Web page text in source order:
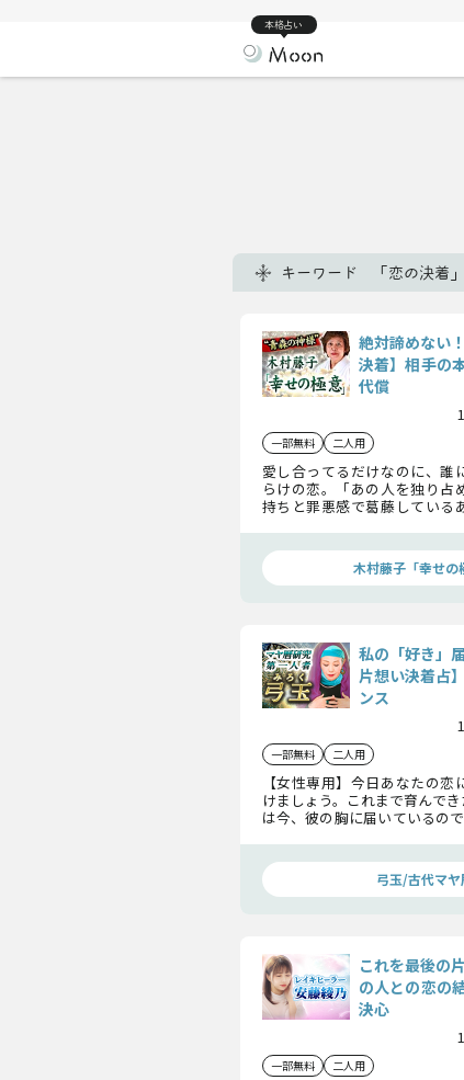
本格占い
キーワード 「恋の決着」
絶対諦めない
決着】相手の
代償
一部無料 二人用
愛し合ってるだけなのに、誰
らけの恋。「あの人を独り占
持ちと罪悪感で葛藤している
す。
木村藤子「幸せの
私の「好き」
片想い決着占
ンス
一部無料 二人用
【女性専用】今日あなたの
けましょう。これまで育んで
は今、彼の胸に届いているの
弓玉/古代マヤ
これを最後の
の人との恋の
決心
一部無料 二人用